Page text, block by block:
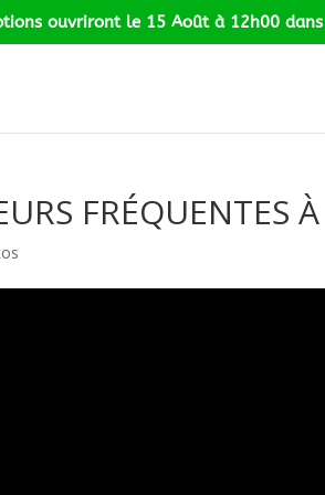
ouvriront le 15 Août à 12h00
FRÉQUENTES